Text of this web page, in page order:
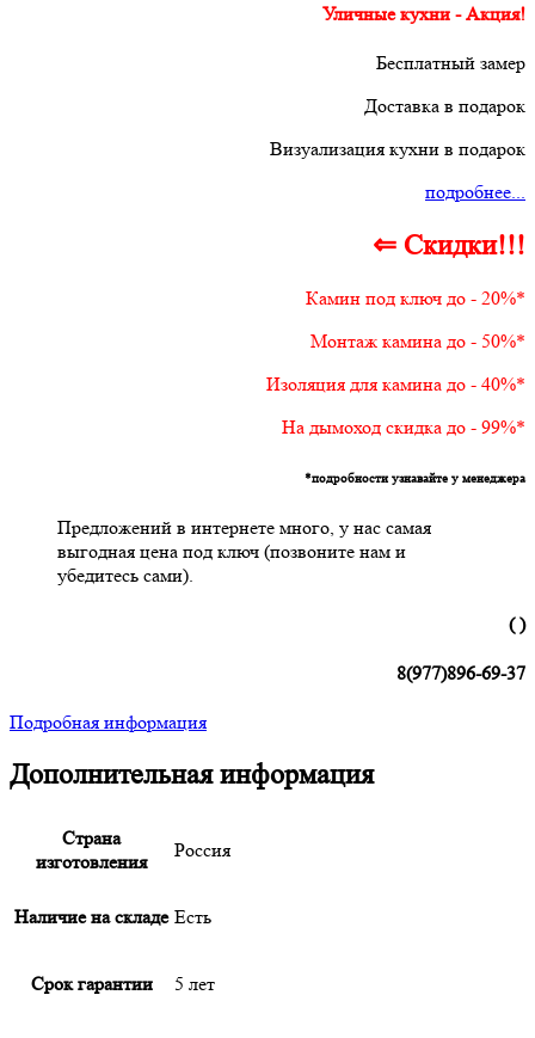
Уличные кухни - Акция!
Бесплатный замер
Доставка в подарок
Визуализация кухни в подарок
подробнее...
⇐ Скидки!!!
Камин под ключ до - 20%*
Монтаж камина до - 50%*
Изоляция для камина до - 40%*
На дымоход скидка до - 99%*
*подробности узнавайте у менеджера
Предложений в интернете много, у нас самая
выгодная цена под ключ (позвоните нам и
убедитесь сами).
( )
8(977)896-69-37
Подробная информация
Дополнительная информация
Страна
изготовления
Россия
Наличие на складе Есть
Срок гарантии 5 лет